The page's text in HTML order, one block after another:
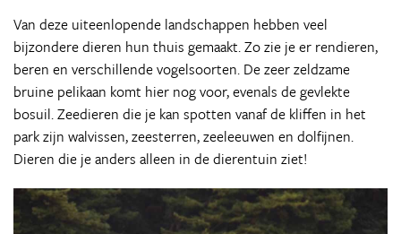
Van deze uiteenlopende landschappen hebben veel
bijzondere dieren hun thuis gemaakt. Zo zie je er rendieren,
beren en verschillende vogelsoorten. De zeer zeldzame
bruine pelikaan komt hier nog voor, evenals de gevlekte
bosuil. Zeedieren die je kan spotten vanaf de kliffen in het
park zijn walvissen, zeesterren, zeeleeuwen en dolfijnen.
Dieren die je anders alleen in de dierentuin ziet!